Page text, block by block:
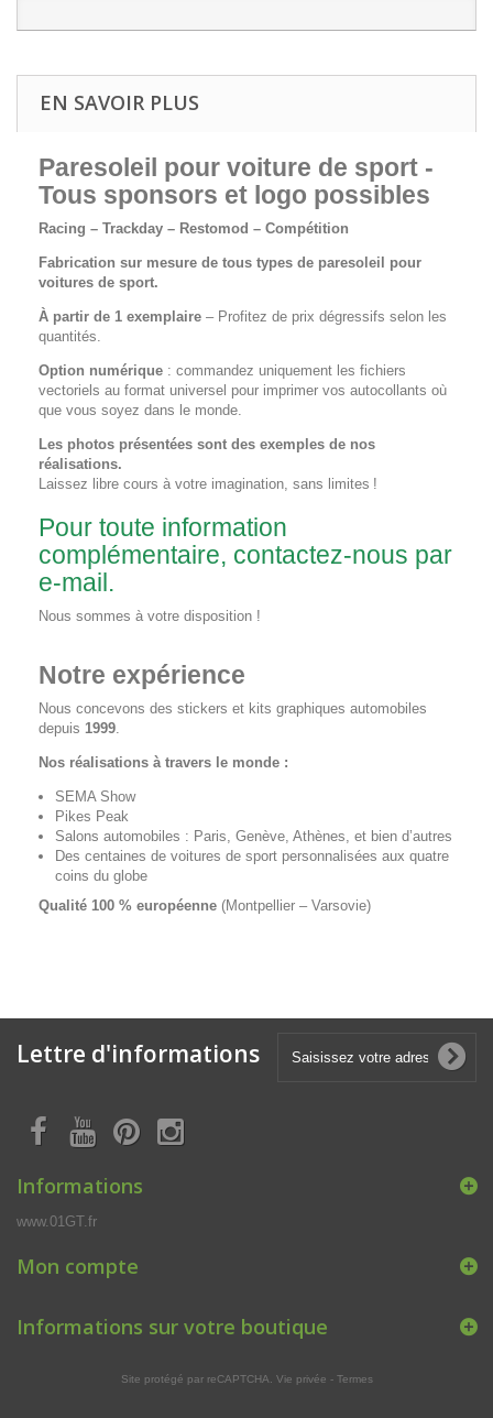
EN SAVOIR PLUS
Paresoleil pour voiture de sport -
Tous sponsors et logo possibles
Racing – Trackday – Restomod – Compétition
Fabrication sur mesure de tous types de paresoleil pour
voitures de sport.
À partir de 1 exemplaire – Profitez de prix dégressifs selon les
quantités.
Option numérique : commandez uniquement les fichiers
vectoriels au format universel pour imprimer vos autocollants où
que vous soyez dans le monde.
Les photos présentées sont des exemples de nos
réalisations.
Laissez libre cours à votre imagination, sans limites !
Pour toute information
complémentaire, contactez-nous par
e-mail.
Nous sommes à votre disposition !
Notre expérience
Nous concevons des stickers et kits graphiques automobiles
depuis 1999.
Nos réalisations à travers le monde :
SEMA Show
Pikes Peak
Salons automobiles : Paris, Genève, Athènes, et bien d’autres
Des centaines de voitures de sport personnalisées aux quatre
coins du globe
Qualité 100 % européenne (Montpellier – Varsovie)
Lettre d'informations
Informations
www.01GT.fr
Mon compte
Informations sur votre boutique
Site protégé par reCAPTCHA. Vie privée - Termes